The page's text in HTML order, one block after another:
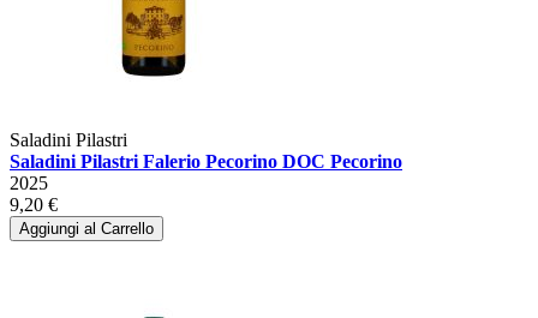
Saladini Pilastri
Saladini Pilastri Falerio Pecorino DOC Pecorino
2025
9,20 €
Aggiungi al Carrello